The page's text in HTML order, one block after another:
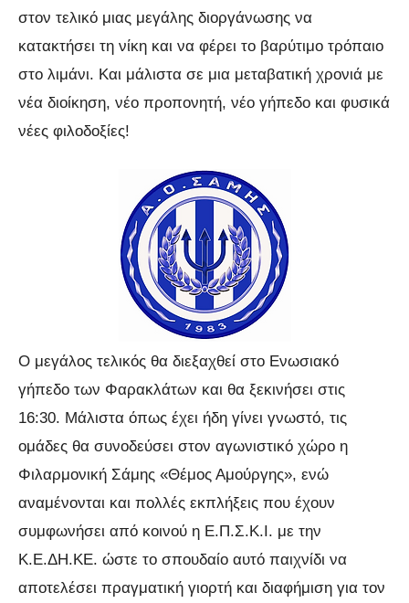
στον τελικό μιας μεγάλης διοργάνωσης να
κατακτήσει τη νίκη και να φέρει το βαρύτιμο τρόπαιο
στο λιμάνι. Και μάλιστα σε μια μεταβατική χρονιά με
νέα διοίκηση, νέο προπονητή, νέο γήπεδο και φυσικά
νέες φιλοδοξίες!
Ο μεγάλος τελικός θα διεξαχθεί στο Ενωσιακό
γήπεδο των Φαρακλάτων και θα ξεκινήσει στις
16:30. Μάλιστα όπως έχει ήδη γίνει γνωστό, τις
ομάδες θα συνοδεύσει στον αγωνιστικό χώρο η
Φιλαρμονική Σάμης «Θέμος Αμούργης», ενώ
αναμένονται και πολλές εκπλήξεις που έχουν
συμφωνήσει από κοινού η Ε.Π.Σ.Κ.Ι. με την
Κ.Ε.ΔΗ.ΚΕ. ώστε το σπουδαίο αυτό παιχνίδι να
αποτελέσει πραγματική γιορτή και διαφήμιση για τον